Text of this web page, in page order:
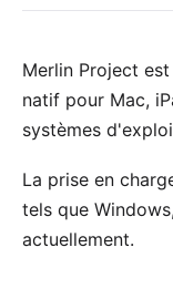
Merlin Project
natif pour Mac,
systèmes
La prise en
tels que
actuellement.